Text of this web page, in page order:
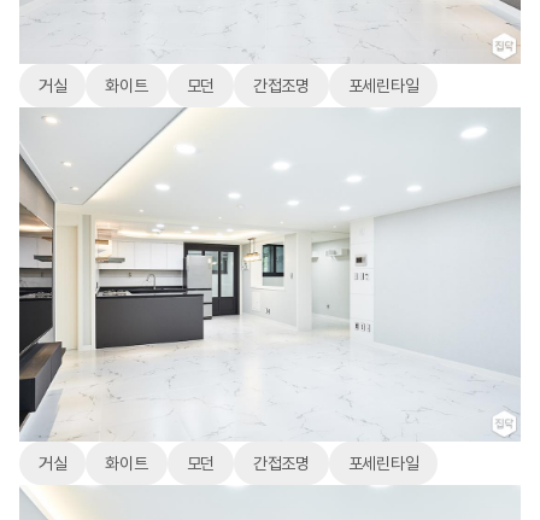
거실 화이트 모던 간접조명 포세린타일
거실 화이트 모던 간접조명 포세린타일